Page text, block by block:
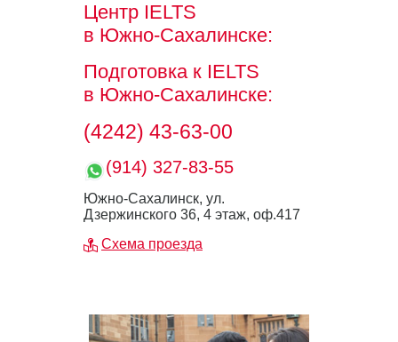
Центр IELTS
в Южно-Сахалинске:
Подготовка к IELTS
в Южно-Сахалинске:
(4242) 43-63-00
(914) 327-83-55
Южно-Сахалинск, ул.
Дзержинского 36, 4 этаж, оф.417
Схема проезда